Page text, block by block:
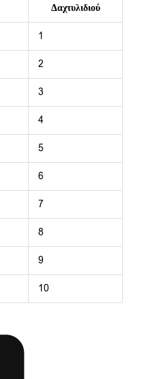
Δαχτυλιδιού
1
2
3
4
5
6
7
8
9
10